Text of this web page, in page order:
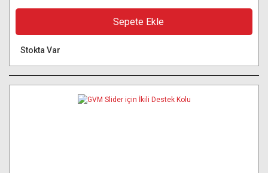
Sepete Ekle
Stokta Var